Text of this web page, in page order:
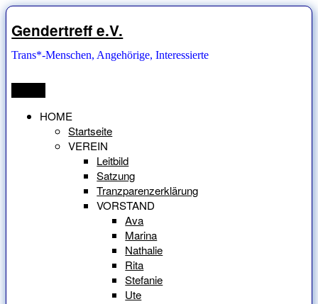
Zum
Inhalt
springen
Gendertreff e.V.
Trans*-Menschen, Angehörige, Interessierte
HOME
Startseite
VEREIN
Leitbild
Satzung
Tranzparenzerklärung
VORSTAND
Ava
Marina
Nathalie
Rita
Stefanie
Ute